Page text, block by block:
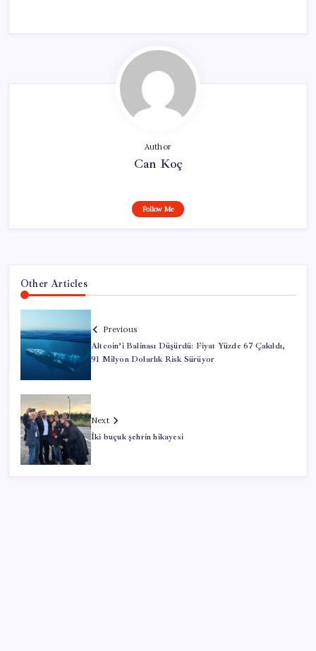
Author
Can Koç
Follow Me
Other Articles
Previous
Altcoin’i Balinası Düşürdü: Fiyat Yüzde 67 Çakıldı,
91 Milyon Dolarlık Risk Sürüyor
Next
İki buçuk şehrin hikayesi